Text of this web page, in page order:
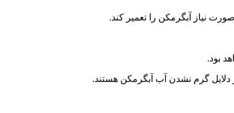
نیاز آبگرمکن را تعمیر کند.
بود.
گرم نشدن آب آبگرمکن هستند.